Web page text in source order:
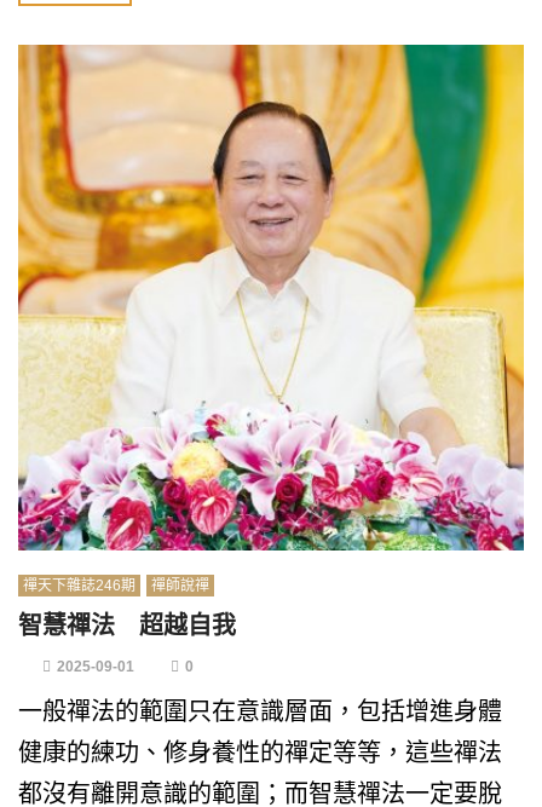
禪天下雜誌246期 禪師說禪
智慧禪法 超越自我
2025-09-01 0
一般禪法的範圍只在意識層面，包括增進身體
健康的練功、修身養性的禪定等等，這些禪法
都沒有離開意識的範圍；而智慧禪法一定要脫